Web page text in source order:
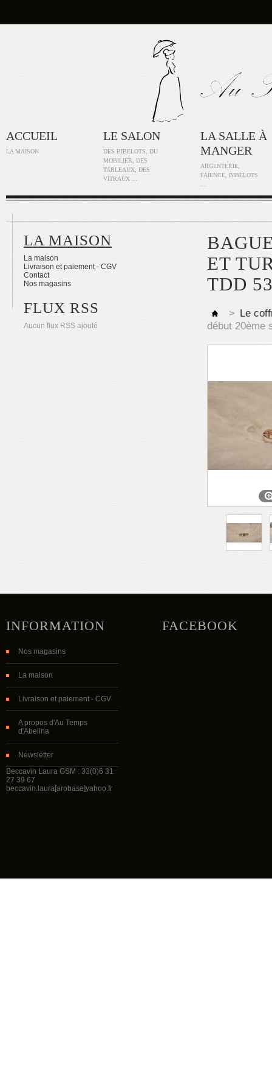
ACCUEIL
LA MAISON
LE SALON
DES BIBELOTS, DU
MOBILIER, DES
TABLEAUX, DES
VITRAUX ...
LA SALLE À
MANGER
ARGENTERIE,
FAÏENCE, BIBELOTS
LA MAISON
La maison
Livraison et paiement - CGV
Contact
Nos magasins
FLUX RSS
Aucun flux RSS ajouté
ET
TDD
> Le
début 20ème
INFORMATION
Nos magasins
La maison
Livraison et paiement - CGV
A propos d'Au Temps
d'Abelina
Newsletter
Beccavin Laura GSM : 33(0)6 31
27 39 67
beccavin.laura[arobase]yahoo.fr
FACEBOOK